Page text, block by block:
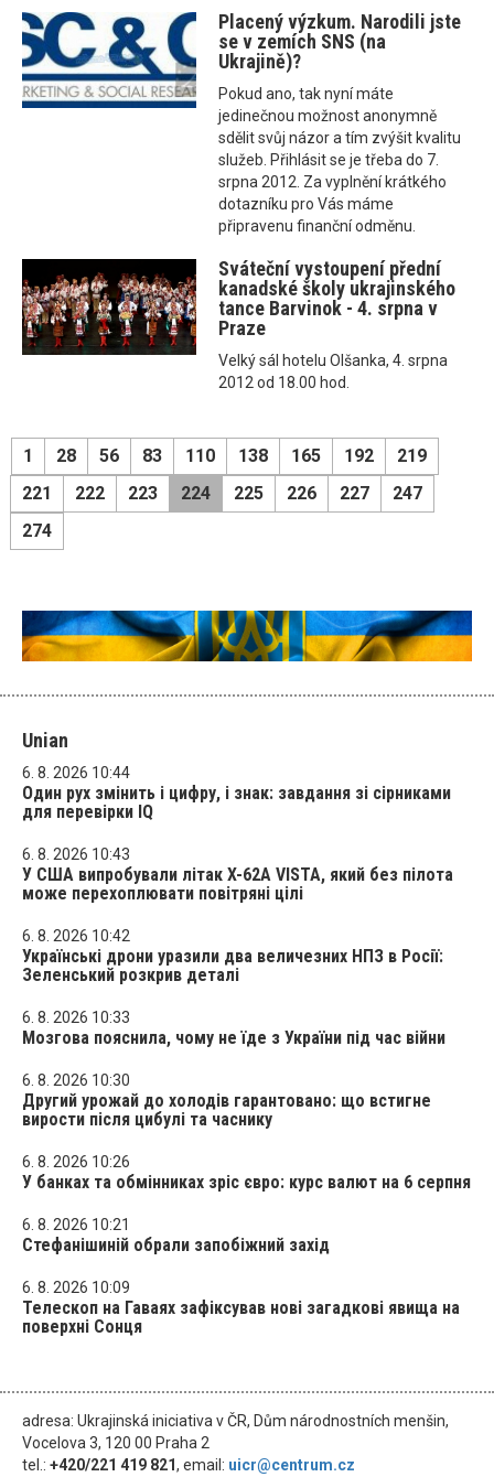
Placený výzkum. Narodili jste
se v zemích SNS (na
Ukrajině)?
Pokud ano, tak nyní máte
jedinečnou možnost anonymně
sdělit svůj názor a tím zvýšit kvalitu
služeb. Přihlásit se je třeba do 7.
srpna 2012. Za vyplnění krátkého
dotazníku pro Vás máme
připravenu finanční odměnu.
Sváteční vystoupení přední
kanadské školy ukrajinského
tance Barvinok - 4. srpna v
Praze
Velký sál hotelu Olšanka, 4. srpna
2012 od 18.00 hod.
1 28 56 83 110 138 165 192
219
221
222 223 224 225 226 227
247
274
Unian
6. 8. 2026 10:44
Один рух змінить і цифру, і знак: завдання зі сірниками
для перевірки IQ
6. 8. 2026 10:43
У США випробували літак X-62A VISTA, який без пілота
може перехоплювати повітряні цілі
6. 8. 2026 10:42
Українські дрони уразили два величезних НПЗ в Росії:
Зеленський розкрив деталі
6. 8. 2026 10:33
Мозгова пояснила, чому не їде з України під час війни
6. 8. 2026 10:30
Другий урожай до холодів гарантовано: що встигне
вирости після цибулі та часнику
6. 8. 2026 10:26
У банках та обмінниках зріс євро: курс валют на 6 серпня
6. 8. 2026 10:21
Стефанішиній обрали запобіжний захід
6. 8. 2026 10:09
Телескоп на Гаваях зафіксував нові загадкові явища на
поверхні Сонця
adresa: Ukrajinská iniciativa v ČR, Dům národnostních menšin,
Vocelova 3, 120 00 Praha 2
tel.: +420/221 419 821, email: uicr@centrum.cz